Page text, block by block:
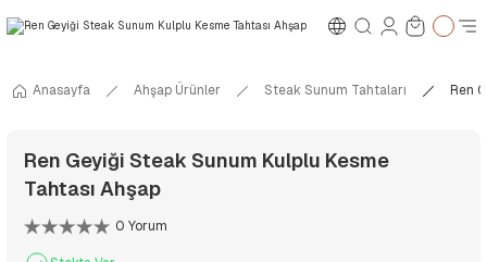
Anasayfa Ahşap Ürünler Steak Sunum Tahtaları Ren
Ren Geyiği Steak Sunum Kulplu Kesme
Tahtası Ahşap
0 Yorum